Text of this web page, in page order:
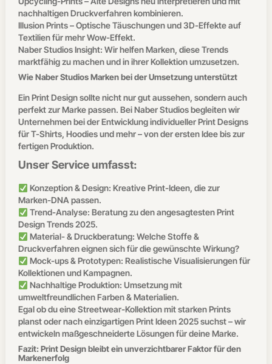
nachhaltigen Druckverfahren kombinieren.
Illusion Prints – Optische Täuschungen und 3D-Effekte auf
Textilien für mehr Wow-Effekt.
Naber Studios Insight: Wir helfen Marken, diese Trends
marktfähig zu machen und in ihrer Kollektion umzusetzen.
Wie Naber Studios Marken bei der Umsetzung unterstützt
Ein Print Design sollte nicht nur gut aussehen, sondern auch
perfekt zur Marke passen. Bei Naber Studios begleiten wir
Unternehmen bei der Entwicklung individueller Print Designs
für T-Shirts, Hoodies und mehr – von der ersten Idee bis zur
fertigen Produktion.
Unser Service umfasst:
Konzeption & Design: Kreative Print-Ideen, die zur
Marken-DNA passen.
Trend-Analyse: Beratung zu den angesagtesten Print
Design Trends 2025.
Material- & Druckberatung: Welche Stoffe &
Druckverfahren eignen sich für die gewünschte Wirkung?
Mock-ups & Prototypen: Realistische Visualisierungen für
Kollektionen und Kampagnen.
Nachhaltige Produktion: Umsetzung mit
umweltfreundlichen Farben & Materialien.
Egal ob du eine Streetwear-Kollektion mit starken Prints
planst oder nach einzigartigen Print Ideen 2025 suchst – wir
entwickeln maßgeschneiderte Lösungen für deine Marke.
Fazit: Print Design bleibt ein unverzichtbarer Faktor für den
Markenerfolg